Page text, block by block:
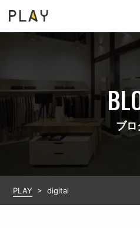
ブロ
PLAY >digital